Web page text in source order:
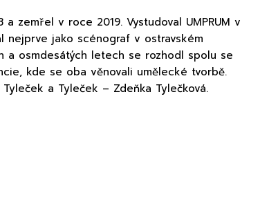
zemřel v roce 2019. Vystudoval UMPRUM v
nejprve jako scénograf v ostravském
a osmdesátých letech se rozhodl spolu se
kde se oba věnovali umělecké tvorbě.
a Tyleček – Zdeňka Tylečková.